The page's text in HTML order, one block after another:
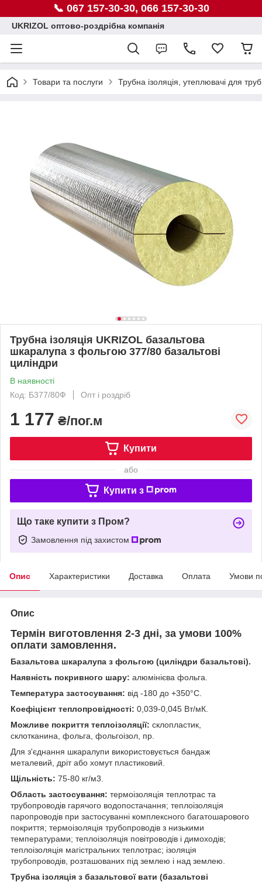
📞 067 157-30-30, 066 157-30-30
UKRIZOL оптово-роздрібна компанія
Товари та послуги Трубна ізоляція, утеплювачі для труб
Трубна ізоляція UKRIZOL базальтова
шкаралупа з фольгою 377/80 базальтові
циліндри
В наявності
Код: Б377/80Ф
Опт і роздріб
1 177 ₴/пог.м
Купити
або
Купити з
Що таке купити з Пром?
Замовлення під захистом
Опис Характеристики Доставка Оплата Умови
Опис
Термін виготовлення 2-3 дні, за умови 100%
оплати замовлення.
Базальтова шкаралупа з фольгою (циліндри базальтові).
Наявність покривного шару: алюмінієва фольга.
Температура застосування: від -180 до +350°С.
Коефіцієнт теплопровідності: 0,039-0,045 Вт/мК.
Можливе покриття теплоізоляції: склопластик,
склотканина, фольга, фольгоізол, пр.
Для з'єднання шкаралупи використовується бандаж
металевий, дріт або хомут пластиковий.
Щільність: 75-80 кг/м3.
Область застосування: термоізоляція теплотрас та
трубопроводів гарячого водопостачання; теплоізоляція
паропроводів при застосуванні комплексного багатошарового
покриття; термоізоляція трубопроводів з низькими
температурами; теплоізоляція повітроводів і димоходів;
теплоізоляція магістральних теплотрас; ізоляція
трубопроводів, розташованих під землею і над землею.
Трубна ізоляція з базальтової вати (базальтові